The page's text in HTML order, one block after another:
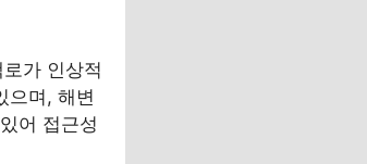
가 인상적
으며, 해변
어 접근성